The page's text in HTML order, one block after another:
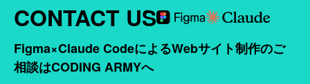
CONTACT US
Figma×Claude CodeによるWebサイト制作のご
相談はCODING ARMYへ